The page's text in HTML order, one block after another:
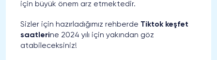
için büyük önem arz etmektedir.
Sizler için hazırladığımız rehberde Tiktok keşfet
saatlerine 2024 yılı için yakından göz
atabileceksiniz!